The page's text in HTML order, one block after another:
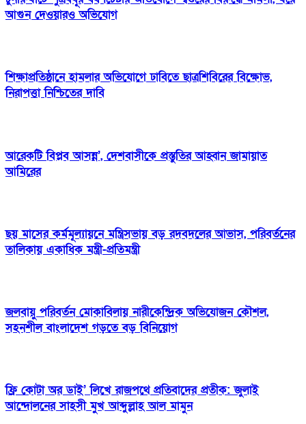
আগুন দেওয়ারও অভিযোগ
শিক্ষাপ্রতিষ্ঠানে হামলার অভিযোগে ঢাবিতে ছাত্রশিবিরের বিক্ষোভ,
নিরাপত্তা নিশ্চিতের দাবি
আরেকটি বিপ্লব আসন্ন’, দেশবাসীকে প্রস্তুতির আহ্বান জামায়াত
আমিরের
ছয় মাসের কর্মমূল্যায়নে মন্ত্রিসভায় বড় রদবদলের আভাস, পরিবর্তনের
তালিকায় একাধিক মন্ত্রী-প্রতিমন্ত্রী
জলবায়ু পরিবর্তন মোকাবিলায় নারীকেন্দ্রিক অভিযোজন কৌশল,
সহনশীল বাংলাদেশ গড়তে বড় বিনিয়োগ
ফ্রি কোটা অর ডাই’ লিখে রাজপথে প্রতিবাদের প্রতীক: জুলাই
আন্দোলনের সাহসী মুখ আব্দুল্লাহ আল মামুন